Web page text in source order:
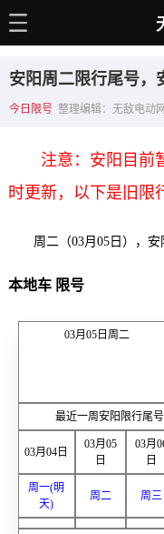
电动百科
充电站
用车百科
销量榜
安阳周二限行尾号，
今日限号 整理编辑：无敌电动
注意：安阳目前
时更新，以下是旧限
周二（03月05日），安
本地车 限号
03月05日周二
最近一周安阳限行尾号
03月04日
03月05
日
03月
日
周一(明
天)
周二 周三